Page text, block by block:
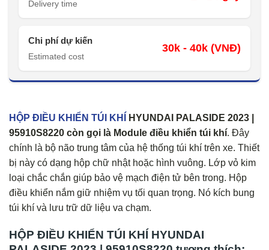
Delivery time
Chi phí dự kiến
Estimated cost
30k - 40k (VNĐ)
HỘP ĐIỀU KHIỂN TÚI KHÍ
HYUNDAI PALASIDE 2023 |
95910S8220 còn gọi là Module điều khiển túi khí. Đây
chính là bộ não trung tâm của hệ thống túi khí trên xe. Thiết
bị này có dạng hộp chữ nhật hoặc hình vuông. Lớp vỏ kim
loại chắc chắn giúp bảo vệ mạch điện tử bên trong. Hộp
điều khiển nắm giữ nhiệm vụ tối quan trọng. Nó kích bung
túi khí và lưu trữ dữ liệu va chạm.
HỘP ĐIỀU KHIỂN TÚI KHÍ HYUNDAI